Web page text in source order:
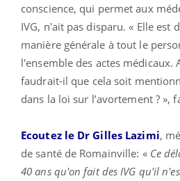
conscience, qui permet aux
IVG, n'ait pas disparu. « Elle est
manière générale à tout le
l'ensemble des actes médicaux.
faudrait-il que cela soit
dans la loi sur l’avortement ? »,
Ecoutez le Dr Gilles Lazimi,
de santé de Romainville: « Ce
40 ans qu'on fait des IVG qu'il